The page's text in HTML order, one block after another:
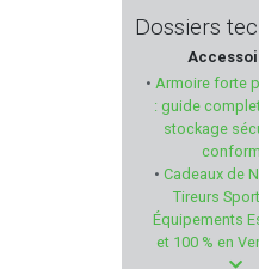
BO
RTI
Dossiers
• Armoire forte
: guide
stockage
• Cadeaux de
Tireurs
Équipements
et 100 % en